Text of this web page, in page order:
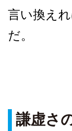
言い換え
だ。
謙虚さ